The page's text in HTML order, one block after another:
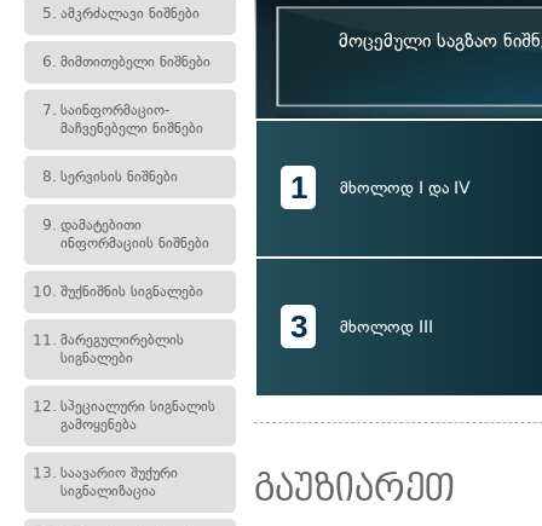
5. ამკრძალავი ნიშნები
6. მიმთითებელი ნიშნები
7. საინფორმაციო-
მაჩვენებელი ნიშნები
8. სერვისის ნიშნები
9. დამატებითი
ინფორმაციის ნიშნები
10. შუქნიშნის სიგნალები
11. მარეგულირებლის
სიგნალები
12. სპეციალური სიგნალის
გამოყენება
13. საავარიო შუქური
სიგნალიზაცია
მოცემული საგზაო
1 მხოლოდ I და IV
3 მხოლოდ III
გაუზიარეთ